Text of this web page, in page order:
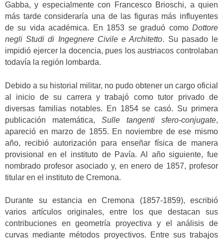
Gabba, y especialmente con Francesco Brioschi, a quien
más tarde consideraría una de las figuras más influyentes
de su vida académica. En 1853 se graduó como Dottore
negli Studi di Ingegnere Civile e Architetto. Su pasado le
impidió ejercer la docencia, pues los austriacos controlaban
todavía la región lombarda.
Debido a su historial militar, no pudo obtener un cargo oficial
al inicio de su carrera y trabajó como tutor privado de
diversas familias notables. En 1854 se casó. Su primera
publicación matemática, Sulle tangenti sfero-conjugate,
apareció en marzo de 1855. En noviembre de ese mismo
año, recibió autorización para enseñar física de manera
provisional en el instituto de Pavía. Al año siguiente, fue
nombrado profesor asociado y, en enero de 1857, profesor
titular en el instituto de Cremona.
Durante su estancia en Cremona (1857-1859), escribió
varios artículos originales, entre los que destacan sus
contribuciones en geometría proyectiva y el análisis de
curvas mediante métodos proyectivos. Entre sus trabajos